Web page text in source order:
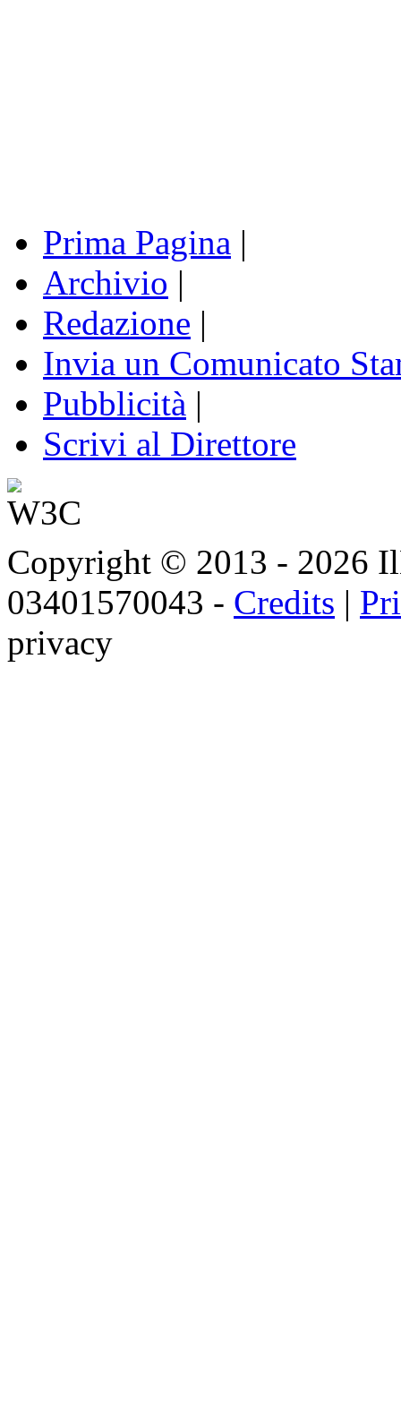
Prima Pagina |
Archivio |
Redazione |
Invia un Comunicato
Pubblicità |
Scrivi al Direttore
Copyright © 2013 - 2026
03401570043 - Credits |
privacy